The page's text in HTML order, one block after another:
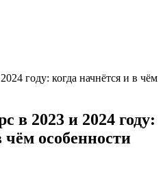
году: когда начнётся и в чём
в 2023 и 2024 году:
чём особенности